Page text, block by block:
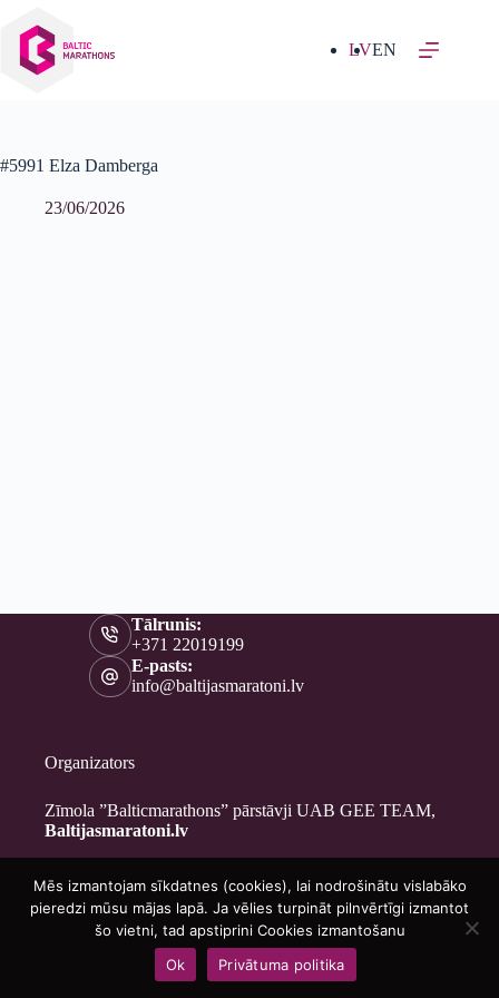
saturu
LVEN
#5991 Elza Damberga
23/06/2026
Tālrunis:
+371 22019199
E-pasts:
info@baltijasmaratoni.lv
Organizators
Zīmola ”Balticmarathons” pārstāvji UAB GEE TEAM,
Baltijasmaratoni.lv
Kontakti
Par mums
Brīvprātīgajiem
Privātuma politika
Copyright © 2026 - Baltijasmaratoni.lv
Mēs izmantojam sīkdatnes (cookies), lai nodrošinātu vislabāko
pieredzi mūsu mājas lapā. Ja vēlies turpināt pilnvērtīgi izmantot
šo vietni, tad apstiprini Cookies izmantošanu
Ok
Privātuma politika